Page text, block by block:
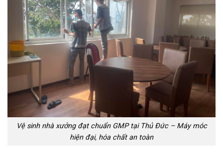
Vệ sinh nhà xưởng đạt chuẩn GMP tại Thủ Đức – Máy móc
hiện đại, hóa chất an toàn